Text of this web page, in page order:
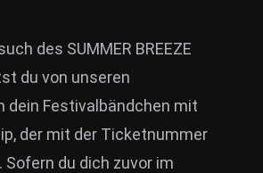
des SUMMER BREEZE
du von unseren
dein Festivalbändchen mit
der mit der Ticketnummer
du dich zuvor im